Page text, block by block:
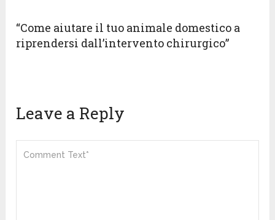
“Come aiutare il tuo animale domestico a
riprendersi dall’intervento chirurgico”
Leave a Reply